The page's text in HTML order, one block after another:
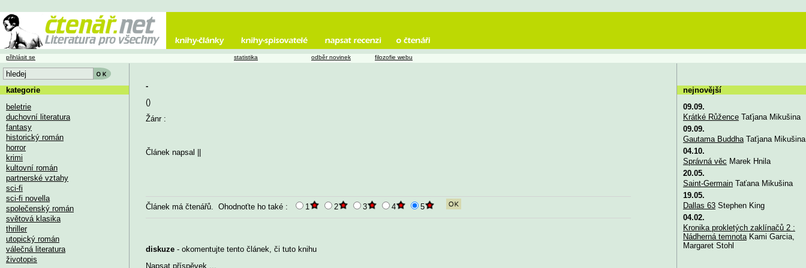
-
()
Žánr :
Článek napsal
Článek máčtenářů. Ohodnoťte ho také : 1 2 3 4 5
diskuze - okomentujte tento článek, či tuto knihu
Napsat příspěvek
přihlásit se statistika odběr novinek filozofie webu
kategorie
beletrie
duchovní literatura
fantasy
historický román
horror
krimi
kultovní román
partnerské vztahy
sci-fi
sci-fi novella
společenský román
světová klasika
thriller
utopický román
válečná literatura
životopis
nejnovější
09.09.
Krátké RůženceTaťjana Mikušina
09.09.
Gautama BuddhaTaťjana Mikušina
04.10.
Správná věc Marek Hnila
20.05.
Saint-GermainTaťana Mikušina
19.05.
Dallas 63Stephen King
04.02.
Kronika prokletých zaklínačů 2 :
Nádherná temnotaKami Garcia,
Margaret Stohl